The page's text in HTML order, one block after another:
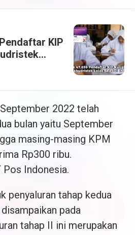
KIP
2024
2022 telah
bulan yaitu September
masing-masing KPM
Rp300 ribu.
Pos Indonesia.
penyaluran tahap kedua
pada
tahap II ini merupakan